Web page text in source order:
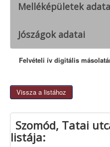
Melléképületek
Jószágok adatai
Felvételi ív digitális
Vissza a listához
Szomód, Tatai
listája: